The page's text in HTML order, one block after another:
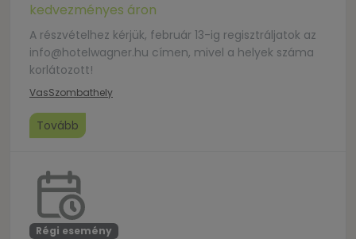
kedvezményes áron
A részvételhez kérjük, február 13-ig regisztráljatok az
info@hotelwagner.hu címen, mivel a helyek száma
korlátozott!
VasSzombathely
Tovább
Régi esemény